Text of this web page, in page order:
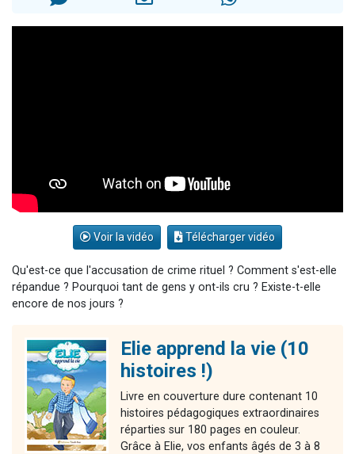
Voir la vidéo Télécharger vidéo
Qu'est-ce que l'accusation de crime rituel ? Comment s'est-elle
répandue ? Pourquoi tant de gens y ont-ils cru ? Existe-t-elle
encore de nos jours ?
Elie apprend la vie (10
histoires !)
Livre en couverture dure contenant 10
histoires pédagogiques extraordinaires
réparties sur 180 pages en couleur.
Grâce à Elie, vos enfants âgés de 3 à 8